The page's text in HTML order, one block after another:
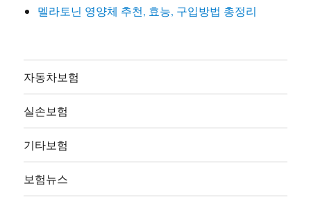
멜라토닌 영양체 추천, 효능, 구입방법 총정리
자동차보험
실손보험
기타보험
보험뉴스